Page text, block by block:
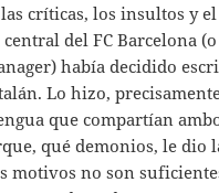
críticas, los insultos y
del FC Barcelona (o
había decidido
Lo hizo,
que compartían
qué demonios, le dio
motivos no son